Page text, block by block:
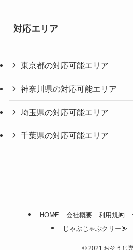
対応エリア
東京都の対応可能エリア
神奈川県の対応可能エリア
埼玉県の対応可能エリア
千葉県の対応可能エリア
HOME 会社概要 利用規約
じゃぶじゃぶクリーン
© 2021 おそうじ